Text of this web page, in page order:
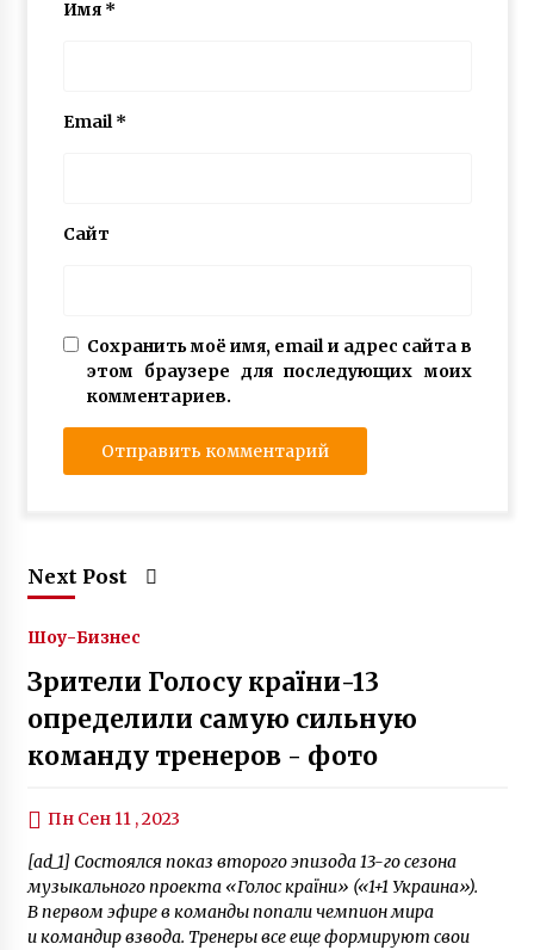
Имя *
Email*
Сайт
Сохранить моё имя, email и адрес сайта в
этом браузере для последующих моих
комментариев.
Next Post
Шоу-Бизнес
Зрители Голосу країни-13
определили самую сильную
команду тренеров - фото
Пн Сен 11 , 2023
[ad_1] Состоялся показ второго эпизода 13-го сезона
музыкального проекта «Голос країни» («1+1 Украина»).
В первом эфире в команды попали чемпион мира
и командир взвода. Тренеры все еще формируют свои